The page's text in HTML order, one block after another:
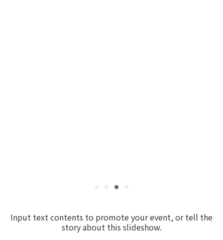
Input text contents to promote your event, or tell the
story about this slideshow.